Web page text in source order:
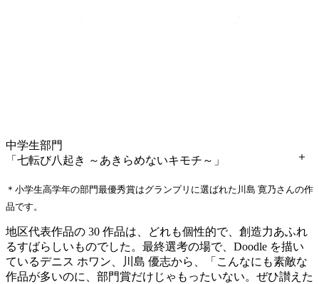
中学生部門
「七転び八起き ～あきらめないキモチ～」
野村 梨奈（のむら りな）さん
(鹿児島県垂水市立垂水中学校 3 年生)
＊小学生高学年の部門最優秀賞はグランプリに選ばれた川島 寛乃さんの作
品です。
地区代表作品の 30 作品は、どれも個性的で、創造力あふれ
るすばらしいものでした。最終選考の場で、Doodle を描い
ているデニス ホワン、川島 優志から、「こんなにも素敵な
作品が多いのに、部門賞だけじゃもったいない。ぜひ讃えた